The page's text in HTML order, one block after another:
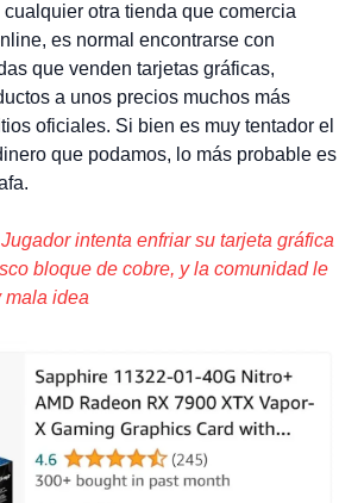
otra tienda que comercia
es normal encontrarse con
que venden tarjetas gráficas,
a unos precios muchos más
oficiales. Si bien es muy tentador el
que podamos, lo más probable es
Jugador intenta enfriar su tarjeta gráfica
bloque de cobre, y la comunidad le
mala idea